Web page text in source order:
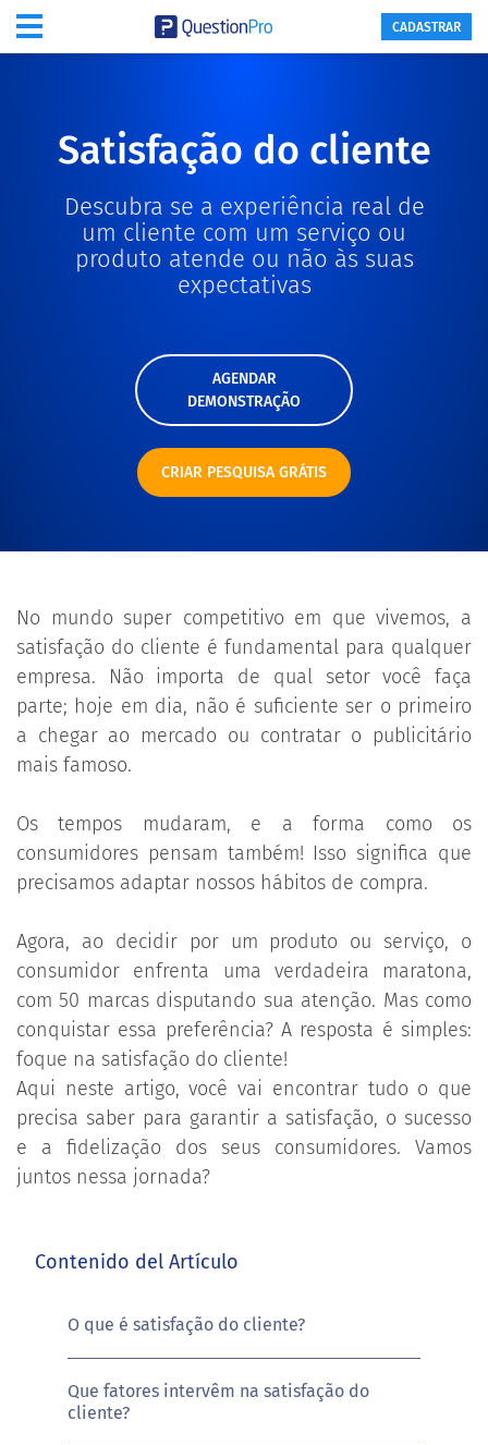
CADASTRAR
Satisfação do cliente
Descubra se a experiência real de
um cliente com um serviço ou
produto atende ou não às suas
expectativas
AGENDAR
DEMONSTRAÇÃO
CRIAR PESQUISA GRÁTIS
No mundo super competitivo em que vivemos, a
satisfação do cliente é fundamental para qualquer
empresa. Não importa de qual setor você faça
parte; hoje em dia, não é suficiente ser o primeiro
a chegar ao mercado ou contratar o publicitário
mais famoso.
Os tempos mudaram, e a forma como os
consumidores pensam também! Isso significa que
precisamos adaptar nossos hábitos de compra.
Agora, ao decidir por um produto ou serviço, o
consumidor enfrenta uma verdadeira maratona,
com 50 marcas disputando sua atenção. Mas como
conquistar essa preferência? A resposta é simples:
foque na satisfação do cliente!
Aqui neste artigo, você vai encontrar tudo o que
precisa saber para garantir a satisfação, o sucesso
e a fidelização dos seus consumidores. Vamos
juntos nessa jornada?
Contenido del Artículo
O que é satisfação do cliente?
Que fatores intervêm na satisfação do
cliente?